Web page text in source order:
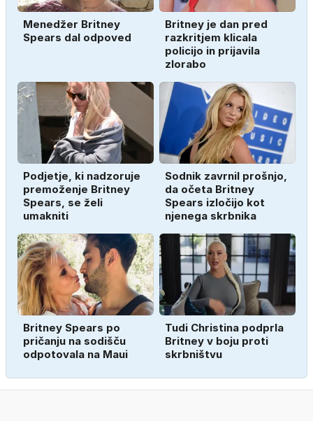
Menedžer Britney
Spears dal odpoved
Britney je dan pred
razkritjem klicala
policijo in prijavila
zlorabo
Podjetje, ki nadzoruje
premoženje Britney
Spears, se želi
umakniti
Sodnik zavrnil prošnjo,
da očeta Britney
Spears izločijo kot
njenega skrbnika
Britney Spears po
pričanju na sodišču
odpotovala na Maui
Tudi Christina podprla
Britney v boju proti
skrbništvu